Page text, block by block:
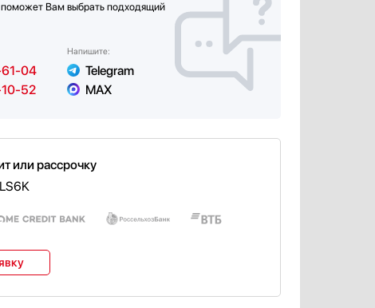
поможет Вам выбрать подходящий
04
52
Напишите:
Telegram
MAX
или рассрочку